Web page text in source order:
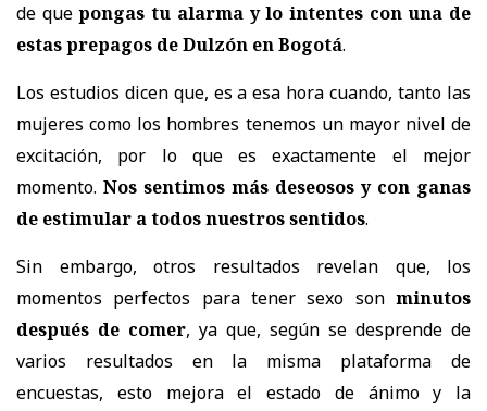
de quepongas tu alarma y lo intentes con una de
estasprepagos de Dulzón en Bogotá.
Los estudios dicen que, es a esa hora cuando,tanto las
mujeres como los hombres tenemos un mayor nivel de
excitación, por lo que es exactamente el mejor
momento. Nos sentimos más deseosos y con ganas
de estimular a todos nuestros sentidos.
Sin embargo, otros resultados revelan que, los
momentos perfectos para tener sexo son minutos
después de comer, ya que, según se desprende de
varios resultados en la misma plataforma de
encuestas, esto mejora el estado de ánimo y la